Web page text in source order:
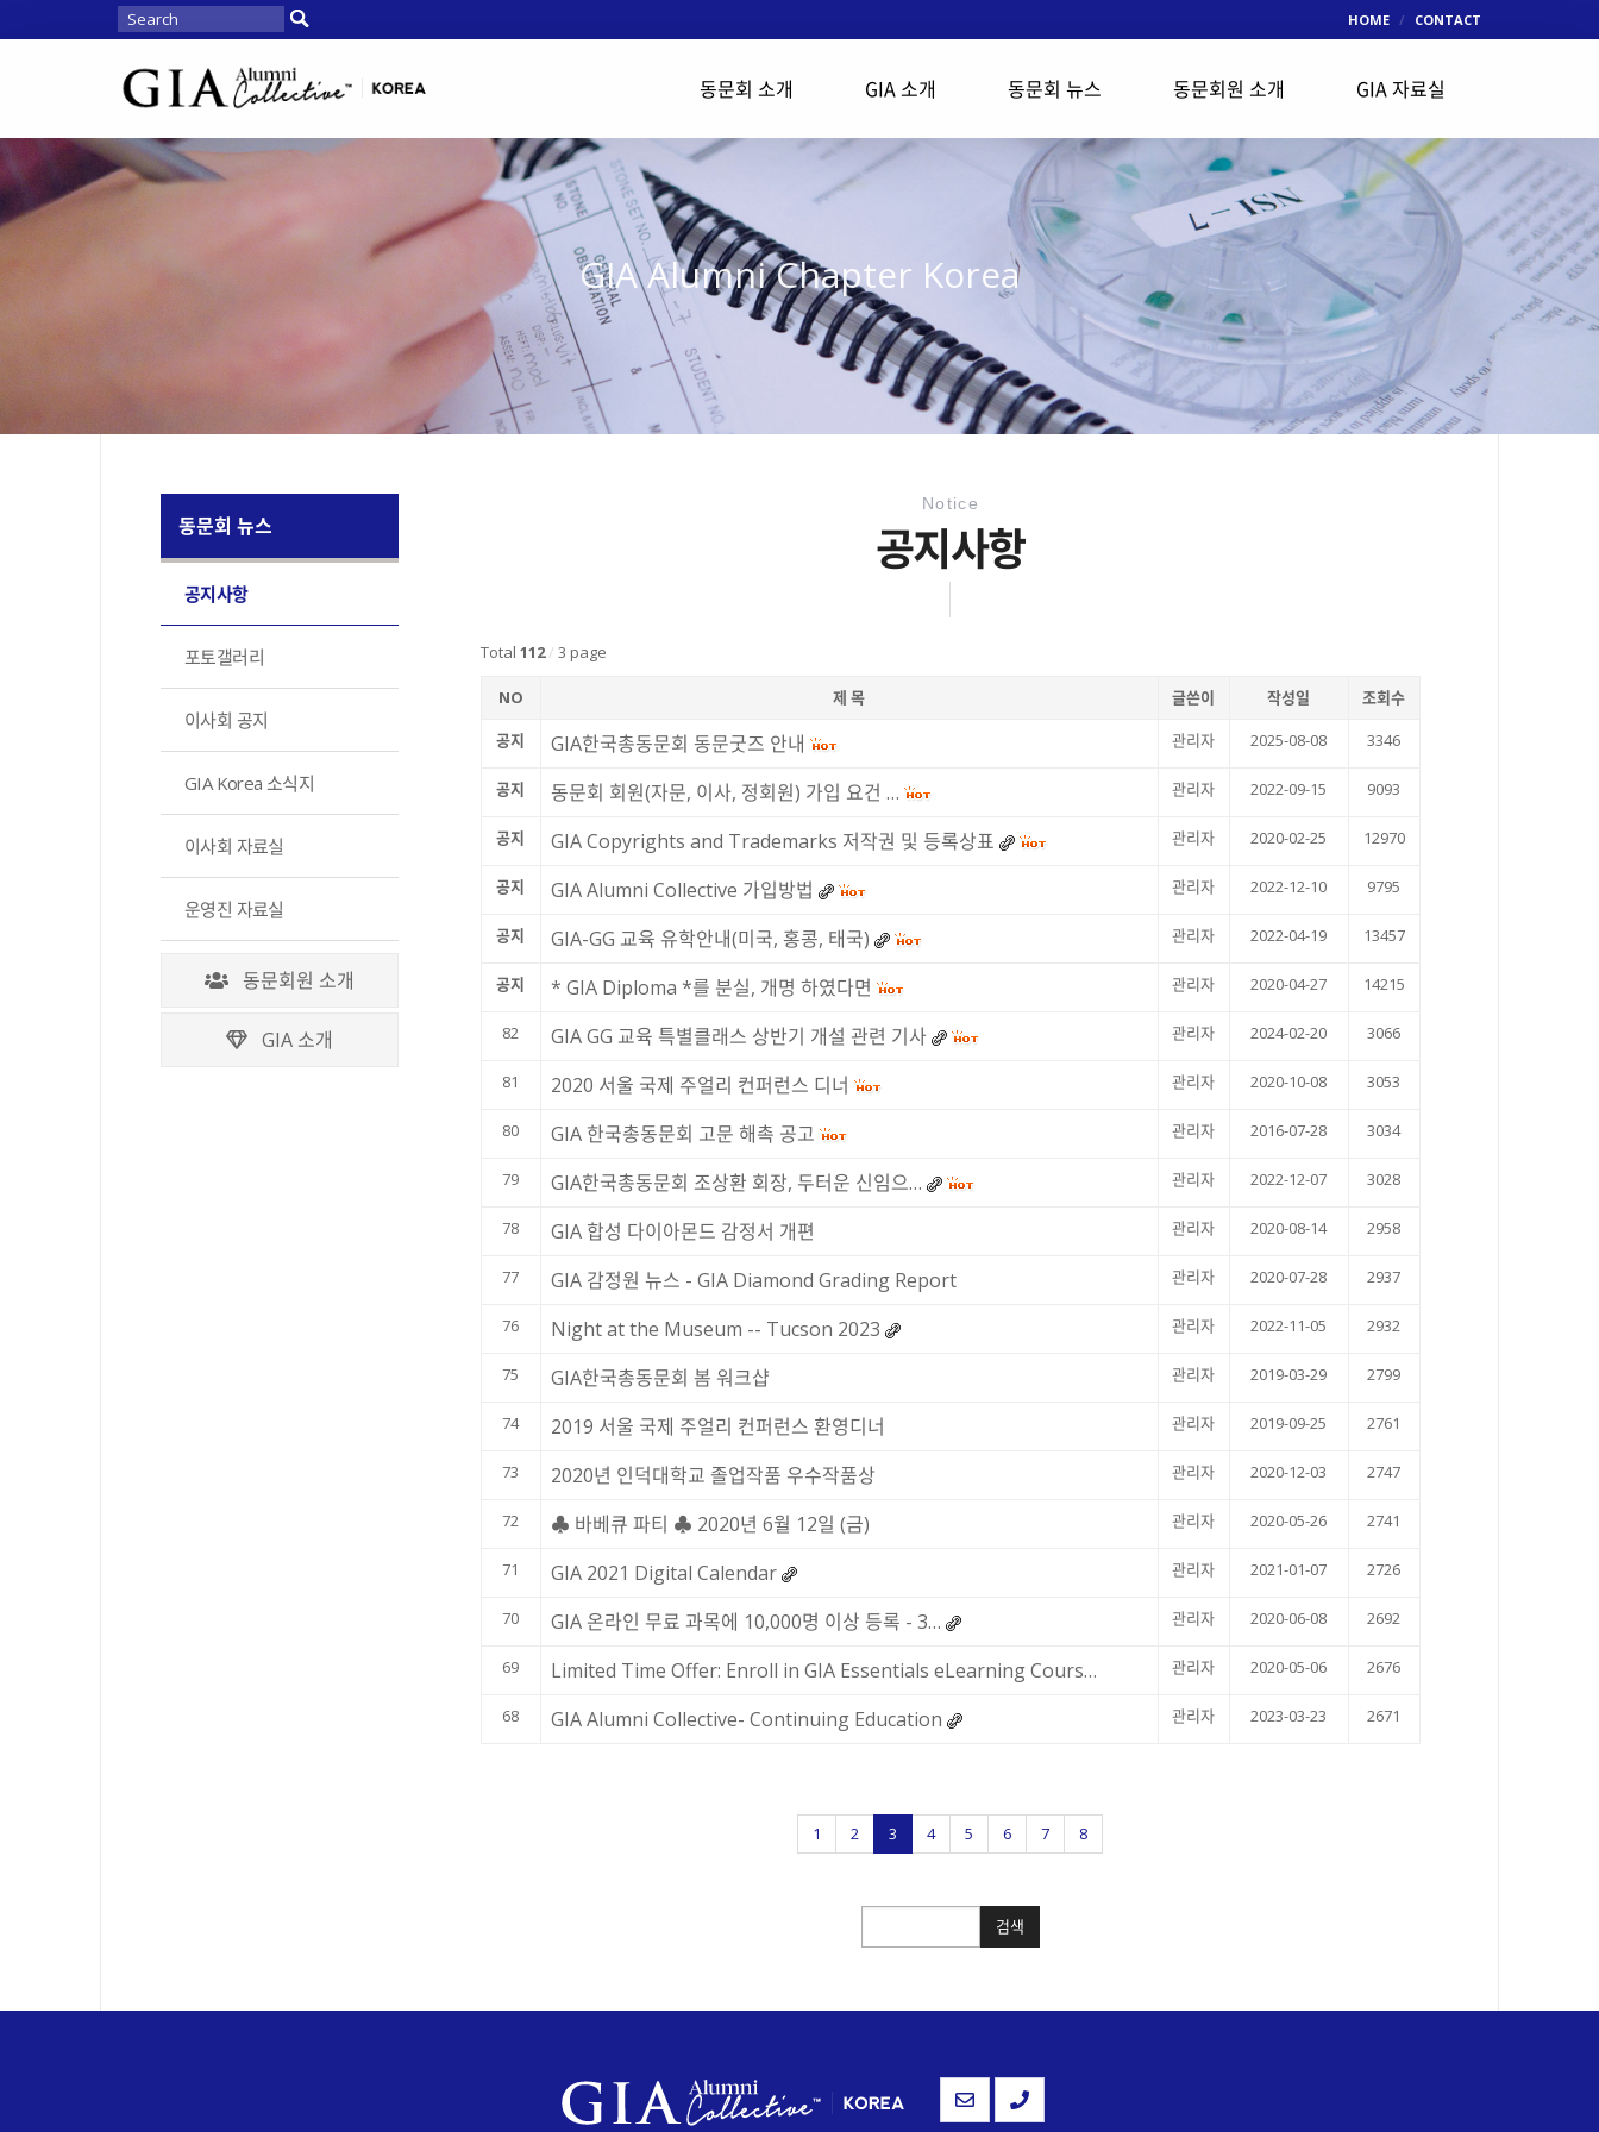
HOME CONTACT
동문회 소개 GIA 소개 동문회 뉴스 동문회원 소개 GIA 자료실
GIA Alumni Chapter Korea
동문회 뉴스
공지사항
포토갤러리
이사회 공지
GIA Korea 소식지
이사회 자료실
운영진 자료실
동문회원 소개
GIA 소개
Notice
공지사항
Total 112 / 3 page
NO 제 목 글쓴이 작성일
조회수
공지
GIA한국총동문회 동문굿즈 안내 관리자 2025-08-08 3346
공지 동문회 회원(자문, 이사, 정회원) 가입 요건 … 관리자 2022-09-15 9093
공지 GIA Copyrights and Trademarks 저작권 및 등록상표 관리자 2020-02-25 12970
공지 GIA Alumni Collective 가입방법 관리자 2022-12-10 9795
공지 GIA-GG 교육 유학안내(미국, 홍콩, 태국) 관리자 2022-04-19 13457
공지 * GIA Diploma *를 분실, 개명 하였다면 관리자 2020-04-27 14215
82 GIA GG 교육 특별클래스 상반기 개설 관련 기사 관리자 2024-02-20 3066
81 2020 서울 국제 주얼리 컨퍼런스 디너 관리자 2020-10-08 3053
80 GIA 한국총동문회 고문 해촉 공고 관리자 2016-07-28 3034
79 GIA한국총동문회 조상환 회장, 두터운 신임으… 관리자 2022-12-07 3028
78 GIA 합성 다이아몬드 감정서 개편 관리자 2020-08-14 2958
77 GIA 감정원 뉴스 - GIA Diamond Grading Report 관리자 2020-07-28 2937
76 Night at the Museum -- Tucson 2023 관리자 2022-11-05 2932
75 GIA한국총동문회 봄 워크샵 관리자 2019-03-29 2799
74 2019 서울 국제 주얼리 컨퍼런스 환영디너 관리자 2019-09-25 2761
73 2020년 인덕대학교 졸업작품 우수작품상 관리자 2020-12-03 2747
72 ♣ 바베큐 파티 ♣ 2020년 6월 12일 (금) 관리자 2020-05-26 2741
71 GIA 2021 Digital Calendar 관리자 2021-01-07 2726
70 GIA 온라인 무료 과목에 10,000명 이상 등록 - 3… 관리자 2020-06-08 2692
69 Limited Time Offer: Enroll in GIA Essentials eLearning Cours… 관리자 2020-05-06 2676
68 GIA Alumni Collective- Continuing Education 관리자 2023-03-23 2671
1 2 3 4 5 6 7 8
검색